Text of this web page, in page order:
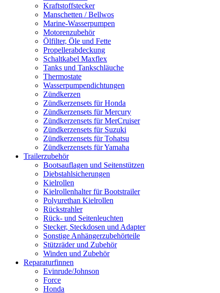
Kraftstoffstecker
Manschetten / Bellwos
Marine-Wasserpumpen
Motorenzubehör
Ölfilter, Öle und Fette
Propellerabdeckung
Schaltkabel Maxflex
Tanks und Tankschläuche
Thermostate
Wasserpumpendichtungen
Zündkerzen
Zündkerzensets für Honda
Zündkerzensets für Mercury
Zündkerzensets für MerCruiser
Zündkerzensets für Suzuki
Zündkerzensets für Tohatsu
Zündkerzensets für Yamaha
Trailerzubehör
Bootsauflagen und Seitenstützen
Diebstahlsicherungen
Kielrollen
Kielrollenhalter für Bootstrailer
Polyurethan Kielrollen
Rückstrahler
Rück- und Seitenleuchten
Stecker, Steckdosen und Adapter
Sonstige Anhängerzubehörteile
Stützräder und Zubehör
Winden und Zubehör
Reparaturfinnen
Evinrude/Johnson
Force
Honda